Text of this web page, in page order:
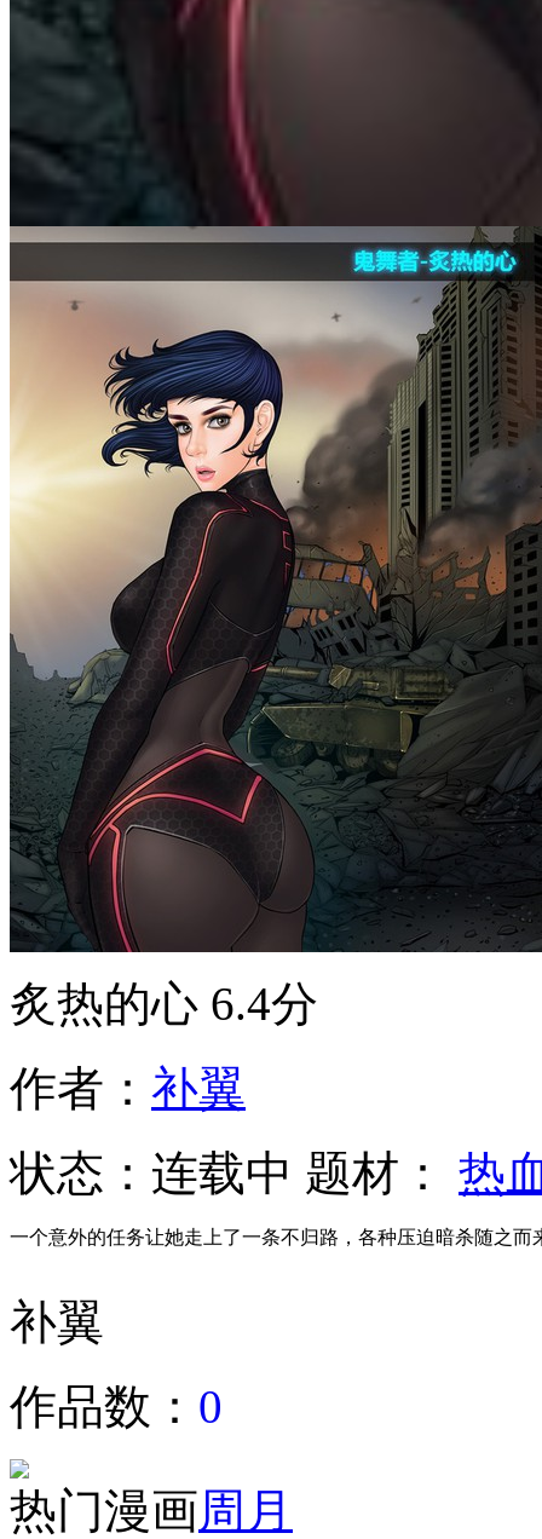
炙热的心 6.4分
作者： 补翼
状态： 连载中 题材： 热
一个意外的任务让她走上了一条不归路，各种压迫暗杀随之
补翼
作品数： 0
热门漫画周 月